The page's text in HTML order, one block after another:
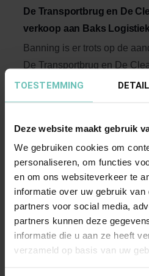
TOESTEMMING
Deze website maakt gebruik
We gebruiken cookies om
personaliseren, om functies
en om ons websiteverkeer te
informatie over uw gebruik
partners voor social media,
partners kunnen deze
informatie die u aan ze heeft
verzameld op basis van uw
De Transportbrug en De
verkoop aan Baks Logistiek
Banning is er trots op de
De Transportbrug en De
begeleid ...
Corporate/M&A
06 OKTOBER 2023
Advies van Banning bij
overdracht